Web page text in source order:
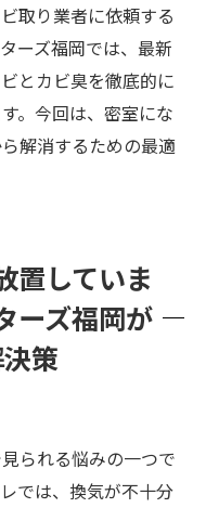
取り業者に依頼する
ーズ福岡では、最新
とカビ臭を徹底的に
。今回は、密室にな
解消するための最適
置していま
ーズ福岡が
策
られる悩みの一つで
では、換気が不十分